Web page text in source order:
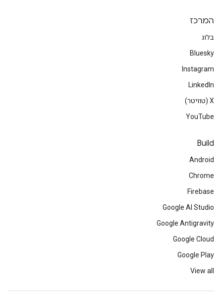
המרכז
בלוג
Bluesky
Instagram
LinkedIn
‫X (טוויטר)
YouTube
Build
Android
Chrome
Firebase
Google AI Studio
Google Antigravity
Google Cloud
Google Play
View all